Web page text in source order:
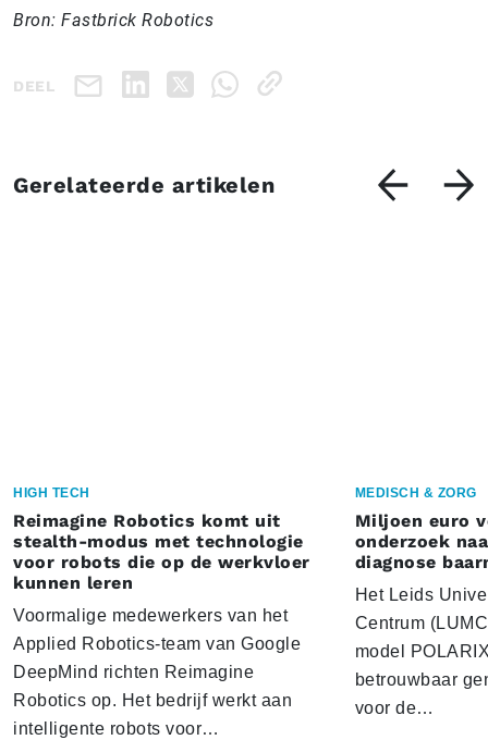
Bron: Fastbrick Robotics
DEEL
Gerelateerde artikelen
HIGH TECH
Reimagine Robotics komt uit
stealth-modus met technologie
voor robots die op de werkvloer
kunnen leren
Voormalige medewerkers van het
Applied Robotics-team van Google
DeepMind richten Reimagine
Robotics op. Het bedrijf werkt aan
intelligente robots voor…
MEDISCH & ZORG
Miljoen euro
onderzoek
diagnose
Het Leids
Centrum
model
betrouwbaar
voor de…